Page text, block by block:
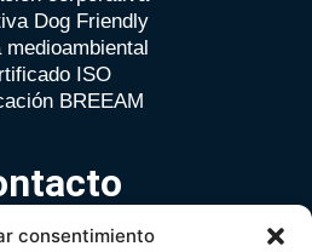
consentimiento
Dog Friendly
medioambiental
ISO
BREEAM
· Pozuelo de Alarcón · Madrid